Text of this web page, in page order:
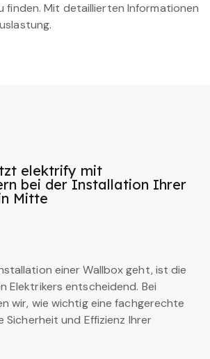
finden. Mit detaillierten Informationen
elektrify mit
bei der Installation Ihrer
Mitte
einer Wallbox geht, ist die
Elektrikers entscheidend. Bei
wir, wie wichtig eine fachgerechte
Sicherheit und Effizienz Ihrer